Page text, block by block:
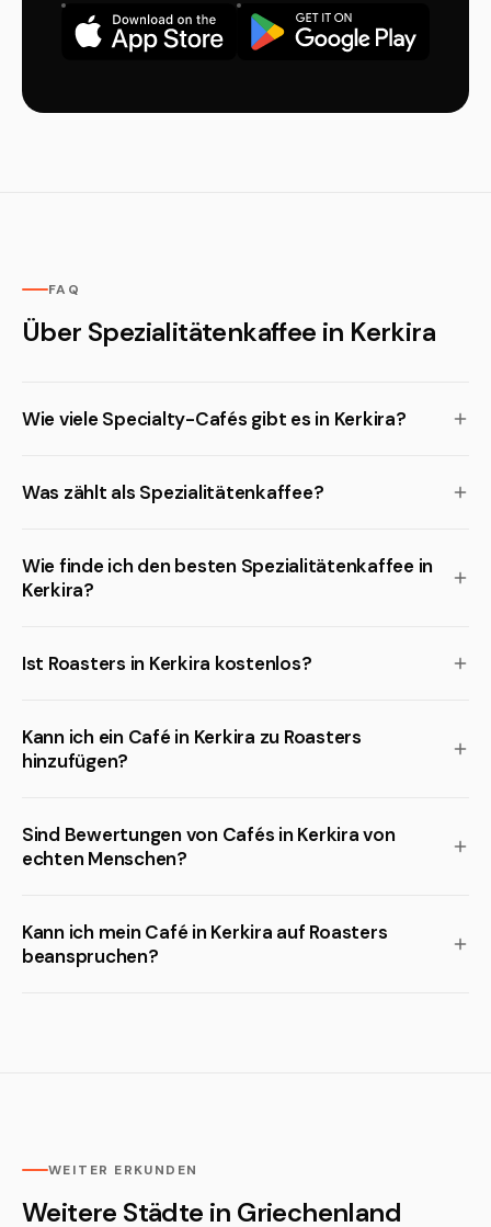
FAQ
Über Spezialitätenkaffee in Kerkira
Wie viele Specialty-Cafés gibt es in Kerkira?
Was zählt als Spezialitätenkaffee?
Wie finde ich den besten Spezialitätenkaffee in
Kerkira?
Ist Roasters in Kerkira kostenlos?
Kann ich ein Café in Kerkira zu Roasters
hinzufügen?
Sind Bewertungen von Cafés in Kerkira von
echten Menschen?
Kann ich mein Café in Kerkira auf Roasters
beanspruchen?
WEITER ERKUNDEN
Weitere Städte in Griechenland